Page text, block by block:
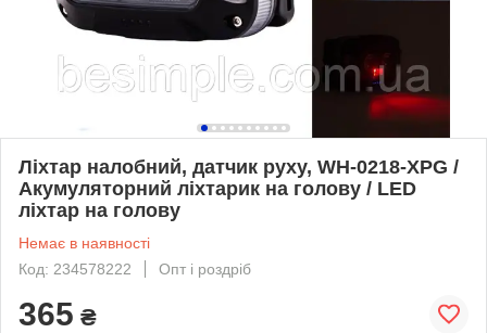
Ліхтар налобний, датчик руху, WH-0218-XPG /
Акумуляторний ліхтарик на голову / LED
ліхтар на голову
Немає в наявності
Код: 234578222
Опт і роздріб
365 ₴